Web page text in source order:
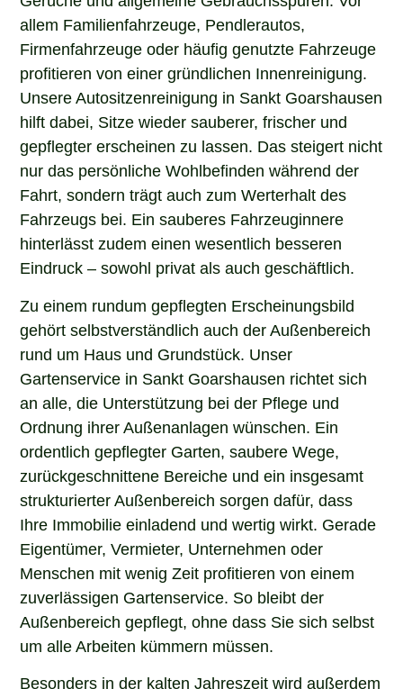
allem Familienfahrzeuge, Pendlerautos,
Firmenfahrzeuge oder häufig genutzte Fahrzeuge
profitieren von einer gründlichen Innenreinigung.
Unsere Autositzenreinigung in Sankt Goarshausen
hilft dabei, Sitze wieder sauberer, frischer und
gepflegter erscheinen zu lassen. Das steigert nicht
nur das persönliche Wohlbefinden während der
Fahrt, sondern trägt auch zum Werterhalt des
Fahrzeugs bei. Ein sauberes Fahrzeuginnere
hinterlässt zudem einen wesentlich besseren
Eindruck – sowohl privat als auch geschäftlich.
Zu einem rundum gepflegten Erscheinungsbild
gehört selbstverständlich auch der Außenbereich
rund um Haus und Grundstück. Unser
Gartenservice in Sankt Goarshausen richtet sich
an alle, die Unterstützung bei der Pflege und
Ordnung ihrer Außenanlagen wünschen. Ein
ordentlich gepflegter Garten, saubere Wege,
zurückgeschnittene Bereiche und ein insgesamt
strukturierter Außenbereich sorgen dafür, dass
Ihre Immobilie einladend und wertig wirkt. Gerade
Eigentümer, Vermieter, Unternehmen oder
Menschen mit wenig Zeit profitieren von einem
zuverlässigen Gartenservice. So bleibt der
Außenbereich gepflegt, ohne dass Sie sich selbst
um alle Arbeiten kümmern müssen.
Besonders in der kalten Jahreszeit wird außerdem